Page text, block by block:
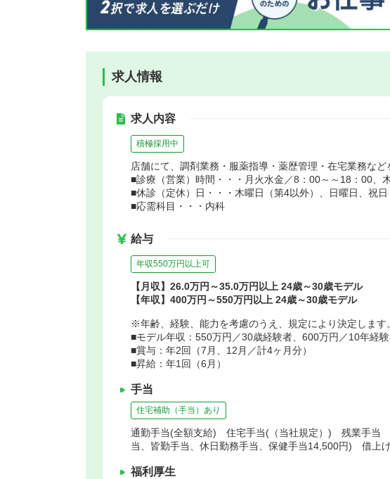
求人情報
求人内容
積極採用中
店舗にて、調剤業務・服薬指導・薬歴管理・在宅業務など
■診療（営業）時間・・・月火水金／8：00～～18：00、
■休診（定休）日・・・木曜日（第4以外）、日曜日、祝日
■応需科目・・・内科
給与
年収550万円以上可
【月収】26.0万円～35.0万円以上 24歳～30歳モデル
【年収】400万円～550万円以上 24歳～30歳モデル
※年齢、経験、能力を考慮のうえ、規定により決定します。
■モデル年収：550万円／30歳経験者、600万円／10年経
■賞与：年2回（7月、12月／計4ヶ月分）
■昇給：年1回（6月）
手当
住宅補助（手当）あり
通勤手当(全額支給) 住宅手当(（当社規定）) 残業手当
当、皆勤手当、休日勤務手当、保健手当14,500円) 借上
福利厚生